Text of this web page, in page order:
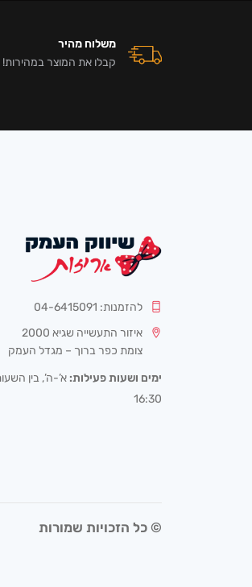
משלוח מהיר
קבלו את המוצר במהירות!
להזמנות: 04-6415091
איזור התעשייה שגיא 2000
צומת כפר ברוך – מגדל העמק
ימים ושעות פעילות:
16:30
© כל הזכויות שמורות